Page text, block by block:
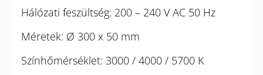
Hálózati feszültség: 200 – 240 V AC 50 Hz
Méretek: Ø 300 x 50 mm
Színhőmérséklet: 3000 / 4000 / 5700 K